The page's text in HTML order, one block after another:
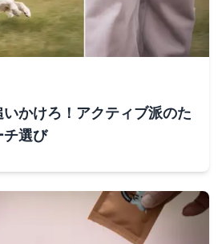
かけろ！アクティブ派のた
チ選び